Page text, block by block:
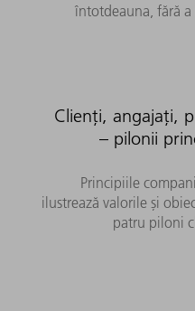
întotdeauna, fără
Clienți, angajați,
– pilonii
Principiile
ilustrează valorile și
patru piloni